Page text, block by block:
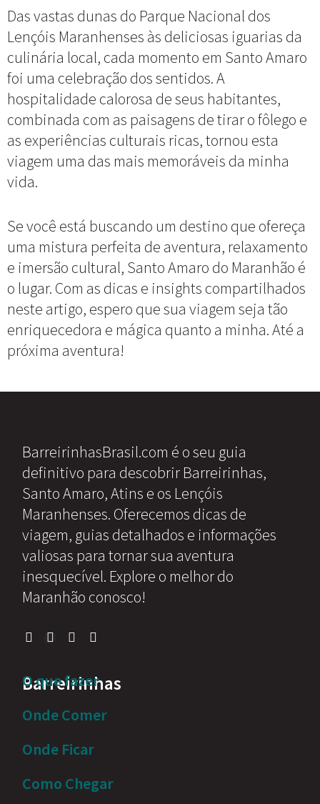
Das vastas dunas do Parque Nacional dos
Lençóis Maranhenses às deliciosas iguarias da
culinária local, cada momento em Santo Amaro
foi uma celebração dos sentidos. A
hospitalidade calorosa de seus habitantes,
combinada com as paisagens de tirar o fôlego e
as experiências culturais ricas, tornou esta
viagem uma das mais memoráveis da minha
vida.
Se você está buscando um destino que ofereça
uma mistura perfeita de aventura, relaxamento
e imersão cultural, Santo Amaro do Maranhão é
o lugar. Com as dicas e insights compartilhados
neste artigo, espero que sua viagem seja tão
enriquecedora e mágica quanto a minha. Até a
próxima aventura!
BarreirinhasBrasil.com é o seu guia
definitivo para descobrir Barreirinhas,
Santo Amaro, Atins e os Lençóis
Maranhenses. Oferecemos dicas de
viagem, guias detalhados e informações
valiosas para tornar sua aventura
inesquecível. Explore o melhor do
Maranhão conosco!
Barreirinhas
O que fazer
Onde Comer
Onde Ficar
Como Chegar